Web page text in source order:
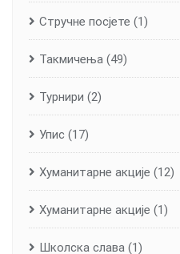
Стручне посјете (1)
Такмичења (49)
Турнири (2)
Упис (17)
Хуманитарне aкције (12)
Хуманитарне акције (1)
Школска слава (1)